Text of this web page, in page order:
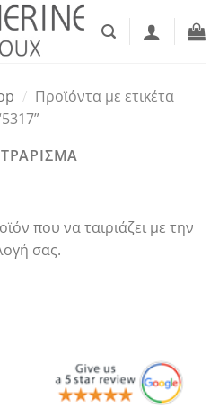
/ Προϊόντα με ετικέτα
που να ταιριάζει με την
σας.